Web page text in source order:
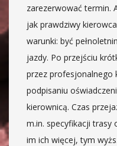
zarezerwować termin.
jak prawdziwy
warunki: być
jazdy. Po przejściu
przez profesjonalnego
podpisaniu
kierownicą. Czas
m.in. specyfikacji trasy
im ich więcej, tym